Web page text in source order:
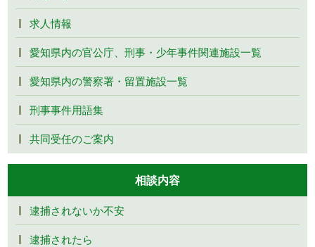
求人情報
愛知県内の官公庁、刑事・少年事件関連施設一覧
愛知県内の警察署・留置施設一覧
刑事事件用語集
共同受任のご案内
相談内容
逮捕されないか不安
逮捕されたら